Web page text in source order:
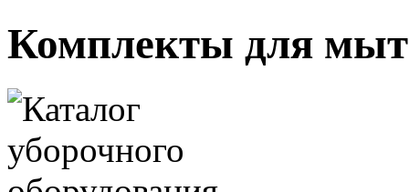
Комплекты для